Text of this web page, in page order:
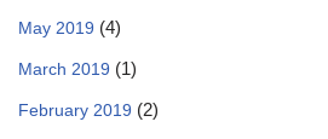
May 2019 (4)
March 2019 (1)
February 2019 (2)